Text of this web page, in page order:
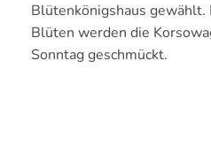
Blütenkönigshaus
Blüten werden die
Sonntag geschmückt.